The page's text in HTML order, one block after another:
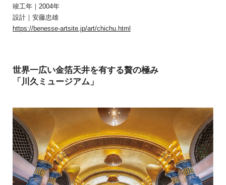
竣工年｜2004年
設計｜安藤忠雄
https://benesse-artsite.jp/art/chichu.html
世界一広い金箔天井を有する贅の極み
「川久ミュージアム」